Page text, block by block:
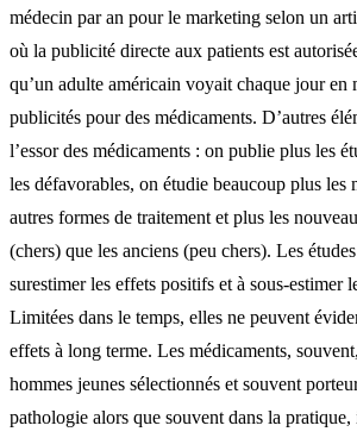
médecin par an pour le marketing selon un
où la publicité directe aux patients est
qu’un adulte américain voyait chaque jour en
publicités pour des médicaments. D’autres
l’essor des médicaments : on publie plus les
les défavorables, on étudie beaucoup plus les
autres formes de traitement et plus les
(chers) que les anciens (peu chers). Les
surestimer les effets positifs et à sous-estimer
Limitées dans le temps, elles ne peuvent
effets à long terme. Les médicaments,
hommes jeunes sélectionnés et souvent
pathologie alors que souvent dans la pratique,